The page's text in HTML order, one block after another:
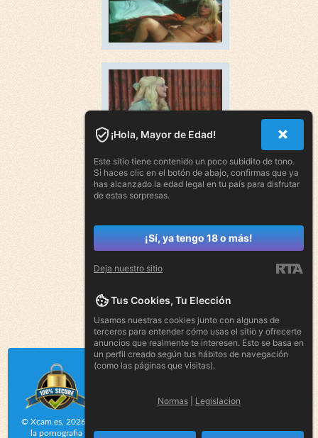
© Xcam.es, 2026. Perfect Girls tiene una politica de tolerancia cero contra
la pornografia ilegal. Todos los modelos en este sitio tienen 18 anos o
¡Hola, Mayor de Edad!
Este sitio tiene contenido un poco subidito de tono.
Si haces clic en el botón de abajo, confirmas que ya
has alcanzado la edad legal en tu país para disfrutar
de estas sorpresas.
¡Sí, ya tengo 18 o más!
Deja nuestro sitio
Tus Cookies, Tu Elección
Usamos nuestras cookies junto con algunas de
terceros para entender cómo usas el sitio y ofrecerte
anuncios que realmente te interesen. Esto se basa en
un perfil creado según tus hábitos de navegación
(como las páginas que visitas).
Normas| Legislacion